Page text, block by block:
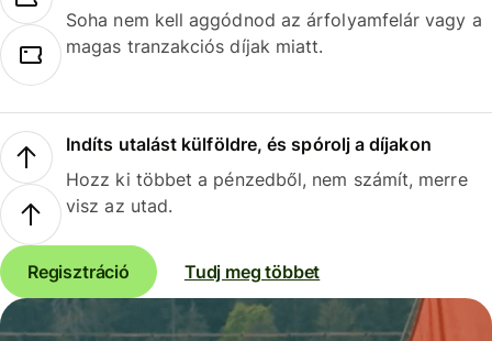
Soha nem kell aggódnod az árfolyamfelár vagy a
magas tranzakciós díjak miatt.
Indíts utalást külföldre, és spórolj a díjakon
Hozz ki többet a pénzedből, nem számít, merre
visz az utad.
Regisztráció Tudj meg többet